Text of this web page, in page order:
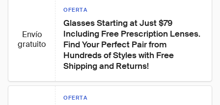
Envío
gratuito
OFERTA
Glasses Starting at Just $79
Including Free Prescription Lenses.
Find Your Perfect Pair from
Hundreds of Styles with Free
Shipping and Returns!
OFERTA